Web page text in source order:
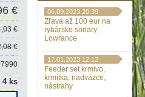
€
€
€
4 ks
06.09.2023 20:39
Zľava až 100 eur na
rybárske sonary
Lowrance
17.01.2023 12:12
Feeder set krmivo,
krmítka, nadväzce,
nástrahy